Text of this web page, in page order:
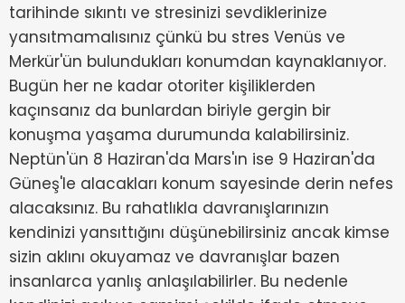
tarihinde sıkıntı ve stresinizi sevdiklerinize
yansıtmamalısınız çünkü bu stres Venüs ve
Merkür'ün bulundukları konumdan kaynaklanıyor.
Bugün her ne kadar otoriter kişiliklerden
kaçınsanız da bunlardan biriyle gergin bir
konuşma yaşama durumunda kalabilirsiniz.
Neptün'ün 8 Haziran'da Mars'ın ise 9 Haziran'da
Güneş'le alacakları konum sayesinde derin nefes
alacaksınız. Bu rahatlıkla davranışlarınızın
kendinizi yansıttığını düşünebilirsiniz ancak kimse
sizin aklını okuyamaz ve davranışlar bazen
insanlarca yanlış anlaşılabilirler. Bu nedenle